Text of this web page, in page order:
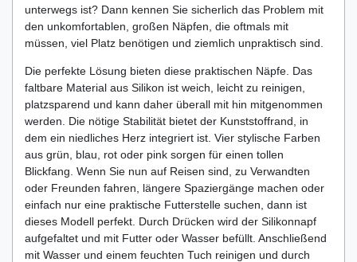
unterwegs ist? Dann kennen Sie sicherlich das Problem mit
den unkomfortablen, großen Näpfen, die oftmals mit
müssen, viel Platz benötigen und ziemlich unpraktisch sind.
Die perfekte Lösung bieten diese praktischen Näpfe. Das
faltbare Material aus Silikon ist weich, leicht zu reinigen,
platzsparend und kann daher überall mit hin mitgenommen
werden. Die nötige Stabilität bietet der Kunststoffrand, in
dem ein niedliches Herz integriert ist. Vier stylische Farben
aus grün, blau, rot oder pink sorgen für einen tollen
Blickfang. Wenn Sie nun auf Reisen sind, zu Verwandten
oder Freunden fahren, längere Spaziergänge machen oder
einfach nur eine praktische Futterstelle suchen, dann ist
dieses Modell perfekt. Durch Drücken wird der Silikonnapf
aufgefaltet und mit Futter oder Wasser befüllt. Anschließend
mit Wasser und einem feuchten Tuch reinigen und durch